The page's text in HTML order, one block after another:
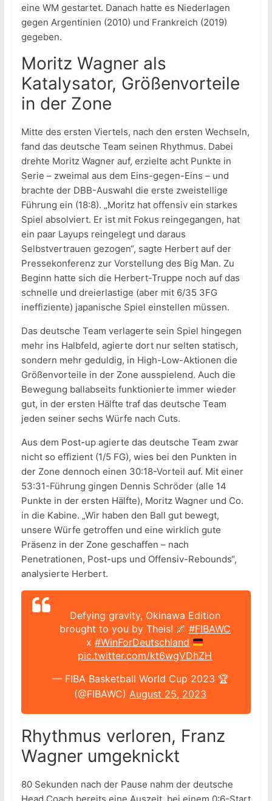
eine WM gestartet. Danach hatte es Niederlagen
gegen Argentinien (2010) und Frankreich (2019)
gegeben.
Moritz Wagner als
Katalysator, Größenvorteile
in der Zone
Mitte des ersten Viertels, nach den ersten Wechseln,
fand das deutsche Team seinen Rhythmus. Dabei
drehte Moritz Wagner auf, erzielte acht Punkte in
Serie – zweimal aus dem Eins-gegen-Eins – und
brachte der DBB-Auswahl die erste zweistellige
Führung ein (18:8). „Moritz hat offensiv ein starkes
Spiel absolviert. Er ist mit Fokus reingegangen, hat
ein paar Layups reingelegt und daraus
Selbstvertrauen gezogen“, sagte Herbert auf der
Pressekonferenz zur Vorstellung des Big Man. Zu
Beginn hatte sich die Herbert-Truppe noch auf das
schnelle und dreierlastige (aber mit 6/35 3FG
ineffiziente) japanische Spiel einstellen müssen.
Das deutsche Team verlagerte sein Spiel hingegen
mehr ins Halbfeld, agierte dort nur selten statisch,
sondern mehr geduldig, in High-Low-Aktionen die
Größenvorteile in der Zone ausspielend. Auch die
Bewegung ballabseits funktionierte immer wieder
gut, in der ersten Hälfte traf das deutsche Team
jeden seiner sechs Würfe nach Cuts.
Aus dem Post-up agierte das deutsche Team zwar
nicht so effizient (1/5 FG), wies bei den Punkten in
der Zone dennoch einen 30:18-Vorteil auf. Mit einer
53:31-Führung gingen Dennis Schröder (alle 14
Punkte in der ersten Hälfte), Moritz Wagner und Co.
in die Kabine. „Wir haben den Ball gut bewegt,
unsere Würfe getroffen und eine wirklich gute
Präsenz in der Zone geschaffen – nach
Penetrationen, Post-ups und Offensiv-Rebounds“,
analysierte Herbert.
Defying gravity, Okinawa Edition
brought to you by Theis! 🌌 #FIBAWC
x#WinForDeutschland
pic.twitter.com/kt6wgVDhZH
— FIBA Basketball World Cup 2023 🏆
(@FIBAWC)August 25, 2023
Rhythmus verloren, Franz
Wagner umgeknickt
80 Sekunden nach der Pause nahm der deutsche